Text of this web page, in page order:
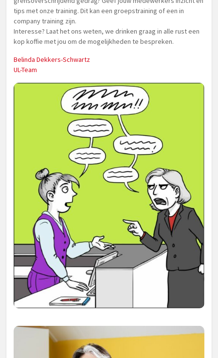
tips met onze training. Dit kan een groepstraining of een in
company training zijn.
Interesse? Laat het ons weten, we drinken graag in alle rust een
kop koffie met jou om de mogelijkheden te bespreken.
Belinda Dekkers-Schwartz
UL-Team